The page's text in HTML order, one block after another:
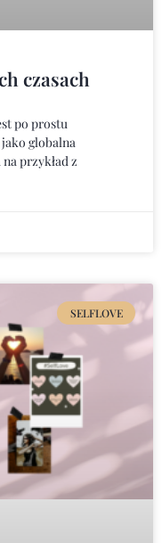
czasach
po prostu
globalna
przykład z
SELFLOVE